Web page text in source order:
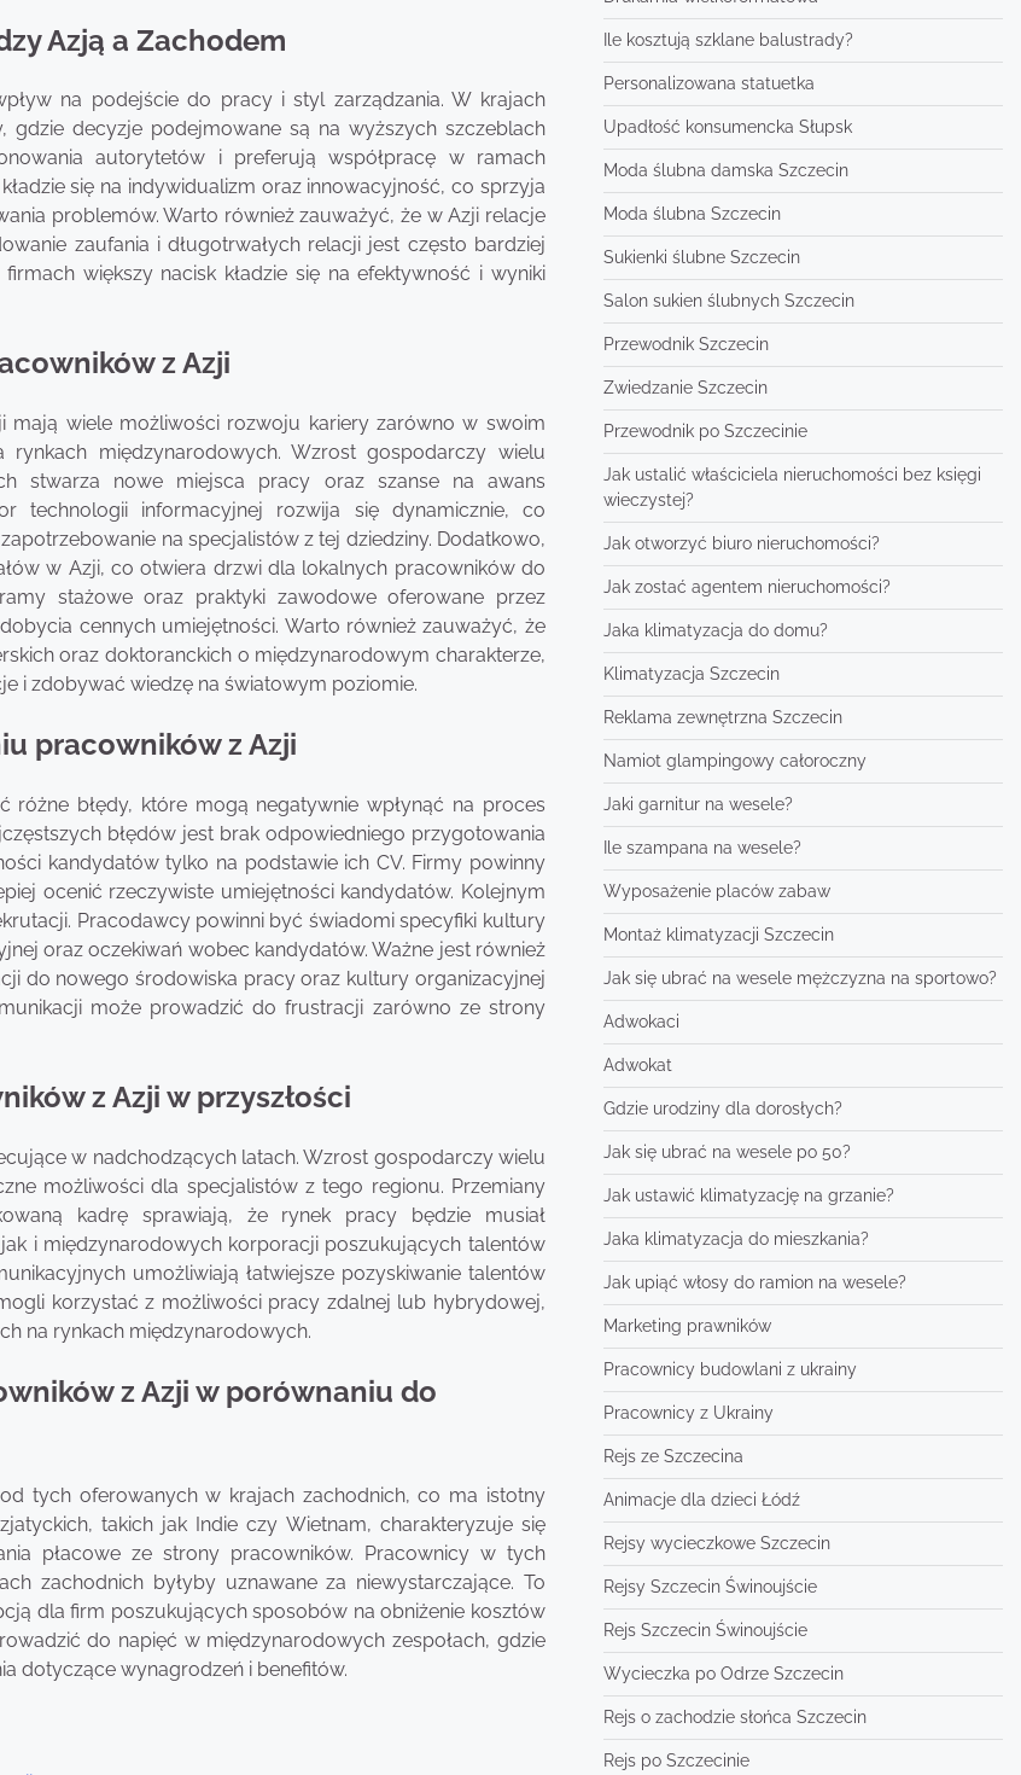
Azją a Zachodem
na podejście do pracy i styl zarządzania. W krajach
gdzie decyzje podejmowane są na wyższych szczeblach
autorytetów i preferują współpracę w ramach
się na indywidualizm oraz innowacyjność, co sprzyja
problemów. Warto również zauważyć, że w Azji relacje
zaufania i długotrwałych relacji jest często bardziej
większy nacisk kładzie się na efektywność i wyniki
z Azji
mają wiele możliwości rozwoju kariery zarówno w swoim
rynkach międzynarodowych. Wzrost gospodarczy wielu
stwarza nowe miejsca pracy oraz szanse na awans
technologii informacyjnej rozwija się dynamicznie, co
na specjalistów z tej dziedziny. Dodatkowo,
w Azji, co otwiera drzwi dla lokalnych pracowników do
stażowe oraz praktyki zawodowe oferowane przez
cennych umiejętności. Warto również zauważyć, że
oraz doktoranckich o międzynarodowym charakterze,
i zdobywać wiedzę na światowym poziomie.
pracowników z Azji
różne błędy, które mogą negatywnie wpłynąć na proces
błędów jest brak odpowiedniego przygotowania
kandydatów tylko na podstawie ich CV. Firmy powinny
ocenić rzeczywiste umiejętności kandydatów. Kolejnym
Pracodawcy powinni być świadomi specyfiki kultury
oraz oczekiwań wobec kandydatów. Ważne jest również
do nowego środowiska pracy oraz kultury organizacyjnej
może prowadzić do frustracji zarówno ze strony
z Azji w przyszłości
w nadchodzących latach. Wzrost gospodarczy wielu
możliwości dla specjalistów z tego regionu. Przemiany
kadrę sprawiają, że rynek pracy będzie musiał
i międzynarodowych korporacji poszukujących talentów
umożliwiają łatwiejsze pozyskiwanie talentów
korzystać z możliwości pracy zdalnej lub hybrydowej,
na rynkach międzynarodowych.
z Azji w porównaniu do
tych oferowanych w krajach zachodnich, co ma istotny
takich jak Indie czy Wietnam, charakteryzuje się
płacowe ze strony pracowników. Pracownicy w tych
zachodnich byłyby uznawane za niewystarczające. To
dla firm poszukujących sposobów na obniżenie kosztów
do napięć w międzynarodowych zespołach, gdzie
dotyczące wynagrodzeń i benefitów.
Ile kosztują szklane balustrady?
Personalizowana statuetka
Upadłość konsumencka Słupsk
Moda ślubna damska Szczecin
Moda ślubna Szczecin
Sukienki ślubne Szczecin
Salon sukien ślubnych Szczecin
Przewodnik Szczecin
Zwiedzanie Szczecin
Przewodnik po Szczecinie
Jak ustalić właściciela nieruchomości bez księgi
wieczystej?
Jak otworzyć biuro nieruchomości?
Jak zostać agentem nieruchomości?
Jaka klimatyzacja do domu?
Klimatyzacja Szczecin
Reklama zewnętrzna Szczecin
Namiot glampingowy całoroczny
Jaki garnitur na wesele?
Ile szampana na wesele?
Wyposażenie placów zabaw
Montaż klimatyzacji Szczecin
Jak się ubrać na wesele mężczyzna na sportowo?
Adwokaci
Adwokat
Gdzie urodziny dla dorosłych?
Jak się ubrać na wesele po 50?
Jak ustawić klimatyzację na grzanie?
Jaka klimatyzacja do mieszkania?
Jak upiąć włosy do ramion na wesele?
Marketing prawników
Pracownicy budowlani z ukrainy
Pracownicy z Ukrainy
Rejs ze Szczecina
Animacje dla dzieci Łódź
Rejsy wycieczkowe Szczecin
Rejsy Szczecin Świnoujście
Rejs Szczecin Świnoujście
Wycieczka po Odrze Szczecin
Rejs o zachodzie słońca Szczecin
Rejs po Szczecinie